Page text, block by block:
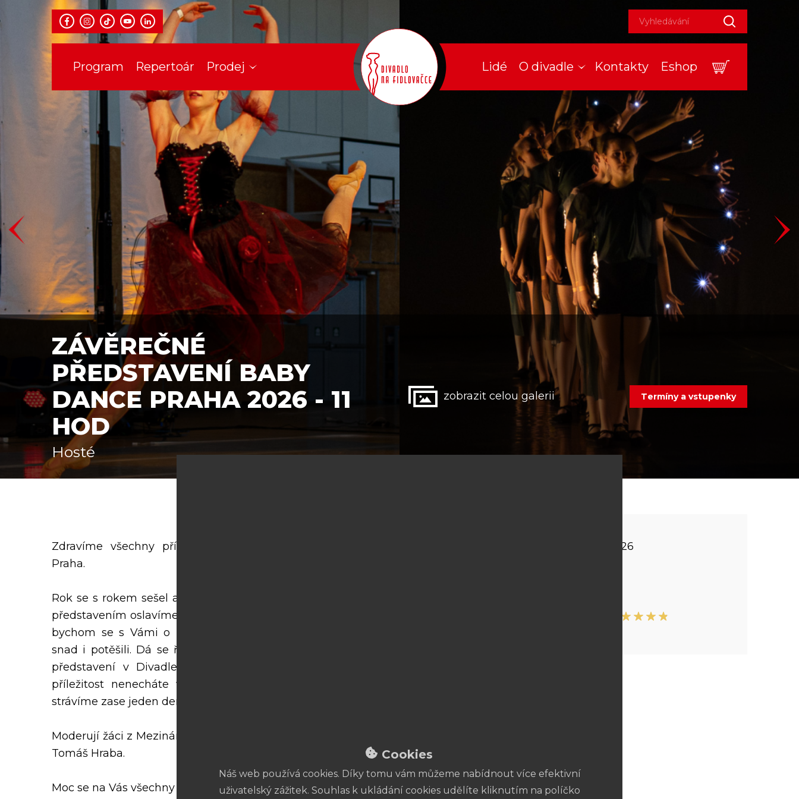
Program Repertoár Prodej
Informace
Dárkové vouchery
Klub Fidlovačka
Hromadné objednávky
Lidé O divadle
Aktuality
O nás
Pronájem divadla
Zadaná představení
Zájezdy
Partnerství
Historie
Kontakty Eshop
ZÁVĚREČNÉ
PŘEDSTAVENÍ BABY
DANCE PRAHA 2026 - 11
HOD
Hosté
zobrazit celou galerii termíny a vstupenky
Zdravíme všechny příznivce tanečního studia Baby dance
Praha.
Rok se s rokem sešel a my hrdě můžeme říci, že závěrečným
představením oslavíme 15 let trvání tanečního studia. Moc rádi
bychom se s Vámi o naši radost z povedené práce podělili,
snad i potěšili. Dá se říct již tradičně, na našem závěrečném
představení v Divadle Na Fidlovačce. Doufáme, že si tuto
příležitost nenecháte v neděli 24. 5. 2026 ujít, a že spolu
strávíme zase jeden den plný tance.
Moderují žáci z Mezinárodní konzervatoře Praha Alex Bednář a
Tomáš Hraba.
Moc se na Vás všechny těšíme.
24. 5. 2026
Cookies
Náš web používá cookies. Díky tomu vám můžeme nabídnout více efektivní
uživatelský zážitek. Souhlas k ukládání cookies udělíte kliknutím na políčko